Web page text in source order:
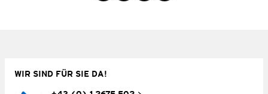
WIR SIND FÜR SIE DA!